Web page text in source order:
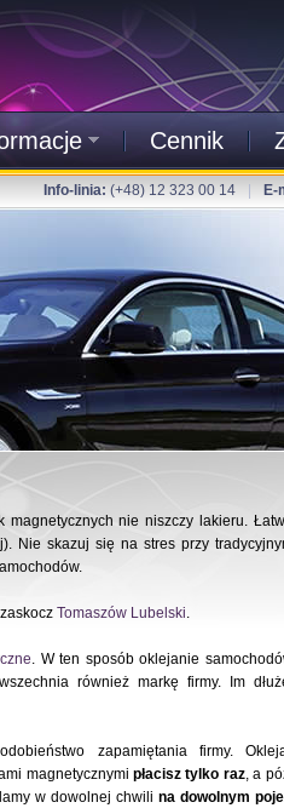
Cennik
Info-linia: (+48) 12 323 00 14 E-
nie niszczy lakieru.
Nie skazuj się na stres przy
Tomaszów Lubelski.
. W ten sposób oklejanie
również markę firmy. Im
zapamiętania firmy.
magnetycznymi płacisz tylko raz, a
w dowolnej chwili na dowolnym